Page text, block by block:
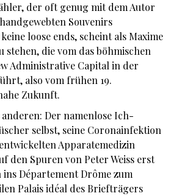
der oft genug mit dem Autor
Souvenirs
loose ends, scheint als Maxime
stehen, die vom das böhmischen
Administrative Capital in der
also vom frühen 19.
Zukunft.
Der namenlose Ich-
selbst, seine Coronainfektion
Apparatemedizin
den Spuren von Peter Weiss erst
Département Drôme zum
Palais idéal des Briefträgers